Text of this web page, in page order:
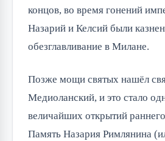
концов, во время гонений
Назарий и Келсий были
обезглавливание в Милане.
Позже мощи святых нашёл
Медиоланский, и это стало
величайших открытий
Память Назария Римлянина